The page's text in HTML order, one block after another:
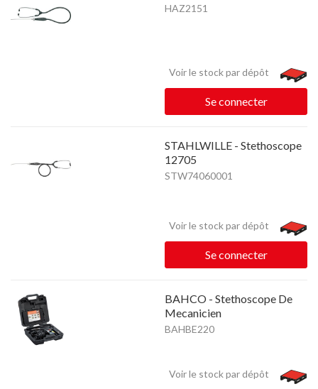
HAZ2151
Voir le stock par dépôt
Se connecter
STAHLWILLE - Stethoscope
12705
STW74060001
Voir le stock par dépôt
Se connecter
BAHCO - Stethoscope De
Mecanicien
BAHBE220
Voir le stock par dépôt